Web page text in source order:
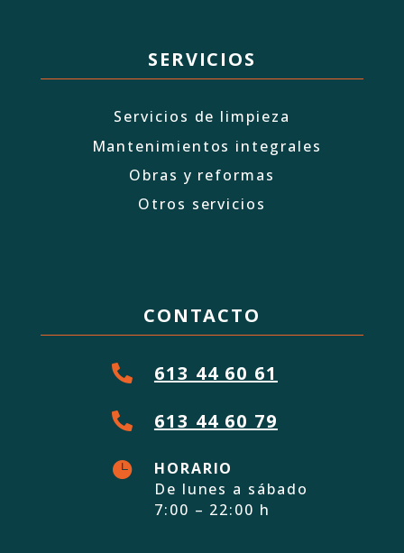
SERVICIOS
Servicios de limpieza
Mantenimientos integrales
Obras y reformas
Otros servicios
CONTACTO
 613 44 60 61
 613 44 60 79

HORARIO
De lunes a sábado
7:00 – 22:00 h